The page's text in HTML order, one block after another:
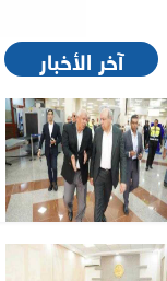
آخر الأخبار